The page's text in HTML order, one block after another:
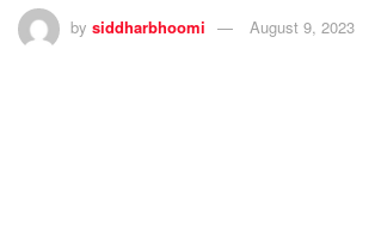
by siddharbhoomi August 9, 2023